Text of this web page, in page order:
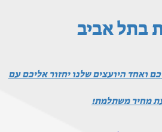
בתל אביב
ואחד היועצים שלנו יחזור אליכם עם
מחיר משתלמת!